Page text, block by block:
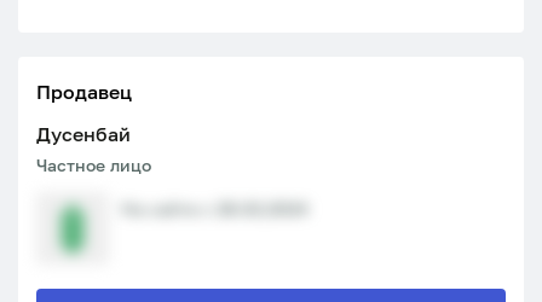
Продавец
Дусенбай
Частное лицо